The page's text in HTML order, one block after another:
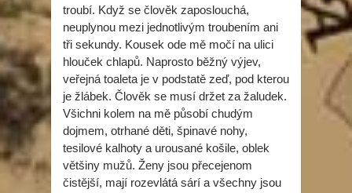
troubí. Když se člověk zaposlouchá,
neuplynou mezi jednotlivým troubením ani
tři sekundy. Kousek ode mě močí na ulici
hlouček chlapů. Naprosto běžný výjev,
veřejná toaleta je v podstatě zeď, pod kterou
je žlábek. Člověk se musí držet za žaludek.
Všichni kolem na mě působí chudým
dojmem, otrhané děti, špinavé nohy,
tesilové kalhoty a urousané košile, oblek
většiny mužů. Ženy jsou přecejenom
čistější, mají rozevlátá sárí a všechny jsou